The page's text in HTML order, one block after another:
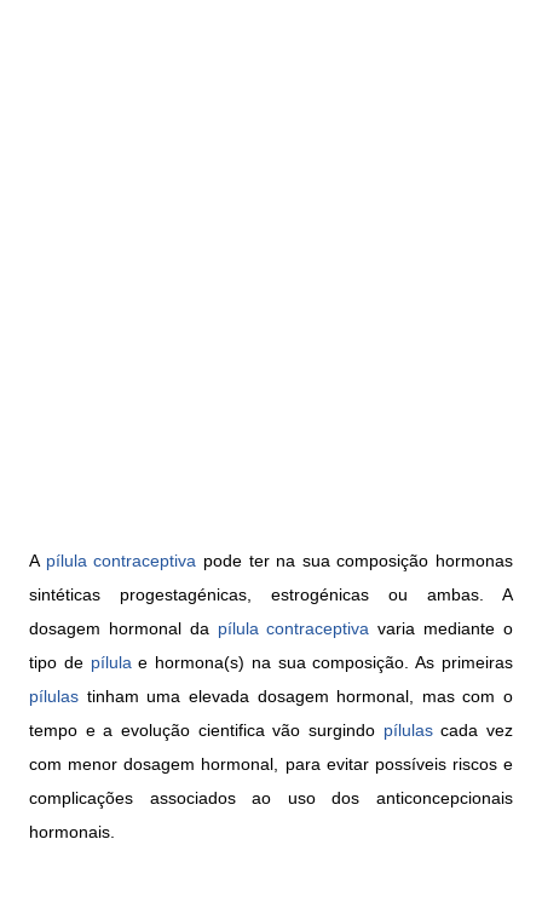
A pílula contraceptiva pode ter na sua composição hormonas
sintéticas progestagénicas, estrogénicas ou ambas. A
dosagem hormonal da pílula contraceptiva varia mediante o
tipo de pílula e hormona(s) na sua composição. As primeiras
pílulas tinham uma elevada dosagem hormonal, mas com o
tempo e a evolução cientifica vão surgindo pílulascada vez
com menor dosagem hormonal, para evitar possíveis riscos e
complicações associados ao uso dos anticoncepcionais
hormonais.